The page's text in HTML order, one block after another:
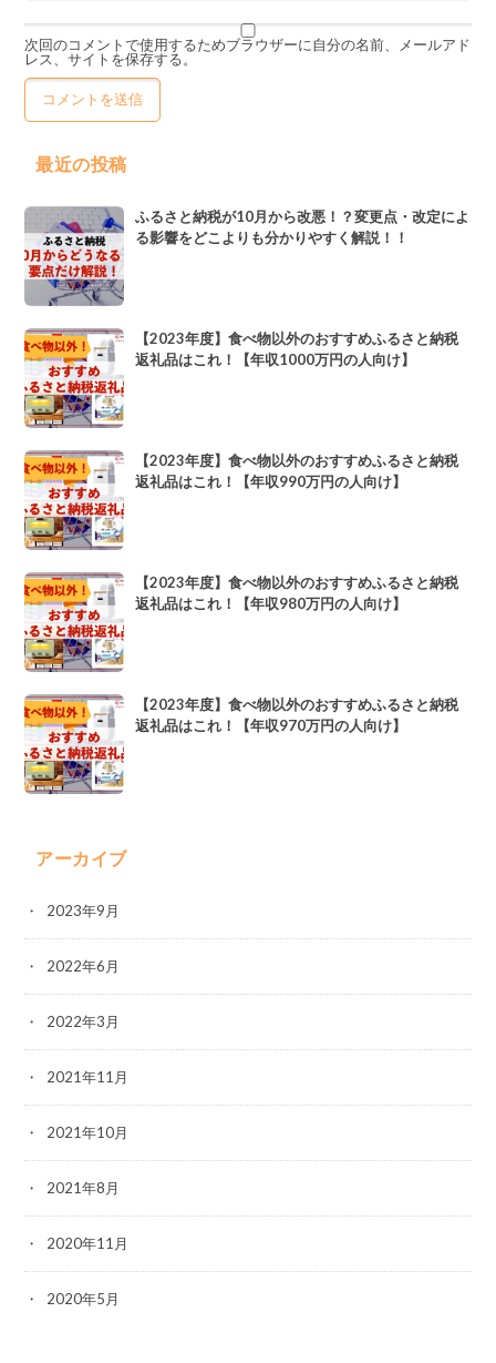
次回のコメントで使用するためブラウザーに自分の名前、メールアド
レス、サイトを保存する。
最近の投稿
ふるさと納税が10月から改悪！？変更点・改定によ
る影響をどこよりも分かりやすく解説！！
【2023年度】食べ物以外のおすすめふるさと納税
返礼品はこれ！【年収1000万円の人向け】
【2023年度】食べ物以外のおすすめふるさと納税
返礼品はこれ！【年収990万円の人向け】
【2023年度】食べ物以外のおすすめふるさと納税
返礼品はこれ！【年収980万円の人向け】
【2023年度】食べ物以外のおすすめふるさと納税
返礼品はこれ！【年収970万円の人向け】
アーカイブ
2023年9月
2022年6月
2022年3月
2021年11月
2021年10月
2021年8月
2020年11月
2020年5月